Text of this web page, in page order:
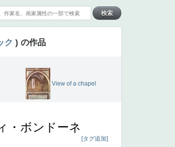
ク ) の作品
View of a chapel
・ボンドーネ
[タグ追加]